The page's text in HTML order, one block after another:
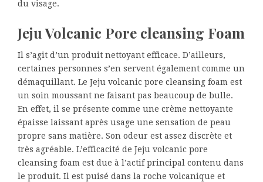
du visage.
Jeju Volcanic Pore cleansing Foam
Il s’agit d’un produit nettoyant efficace. D’ailleurs,
certaines personnes s’en servent également comme un
démaquillant. Le Jeju volcanic pore cleansing foam est
un soin moussant ne faisant pas beaucoup de bulle.
En effet, il se présente comme une crème nettoyante
épaisse laissant après usage une sensation de peau
propre sans matière. Son odeur est assez discrète et
très agréable. L’efficacité de Jeju volcanic pore
cleansing foam est due à l’actif principal contenu dans
le produit. Il est puisé dans la roche volcanique et